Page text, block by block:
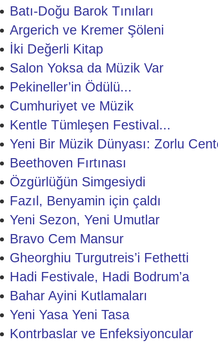
Batı-Doğu Barok Tınıları
Argerich ve Kremer Şöleni
İki Değerli Kitap
Salon Yoksa da Müzik Var
Pekineller’in Ödülü...
Cumhuriyet ve Müzik
Kentle Tümleşen Festival...
Yeni Bir Müzik Dünyası: Zorlu
Beethoven Fırtınası
Özgürlüğün Simgesiydi
Fazıl, Benyamin için çaldı
Yeni Sezon, Yeni Umutlar
Bravo Cem Mansur
Gheorghiu Turgutreis’i Fethetti
Hadi Festivale, Hadi Bodrum’a
Bahar Ayini Kutlamaları
Yeni Yasa Yeni Tasa
Kontrbaslar ve Enfeksiyoncular